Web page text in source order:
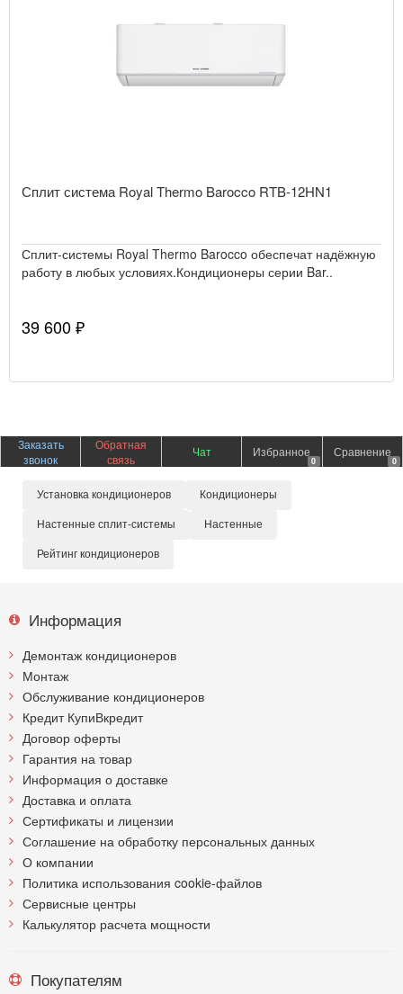
Сплит система Royal Thermo Barocco RTB-12HN1
Сплит-системы Royal Thermo Barocco обеспечат надёжную
работу в любых условиях.Кондиционеры серии Bar..
39 600 ₽
Заказать
звонок
Обратная
связь
Чат Избранное
0
Сравнение
0
Установка кондиционеров Кондиционеры
Настенные сплит-системы Настенные
Рейтинг кондиционеров
Информация
Демонтаж кондиционеров
Монтаж
Обслуживание кондиционеров
Кредит КупиВкредит
Договор оферты
Гарантия на товар
Информация о доставке
Доставка и оплата
Сертификаты и лицензии
Соглашение на обработку персональных данных
О компании
Политика использования cookie-файлов
Сервисные центры
Калькулятор расчета мощности
Покупателям